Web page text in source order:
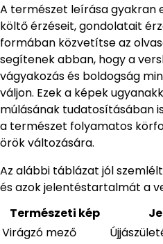
A természet leírása gyakran
költő érzéseit, gondolatait
formában közvetítse az
segítenek abban, hogy a
vágyakozás és boldogság
váljon. Ezek a képek
múlásának tudatosításában
a természet folyamatos
örök változására.
Az alábbi táblázat jól
és azok jelentéstartalmát a
Természeti kép
Virágzó mező